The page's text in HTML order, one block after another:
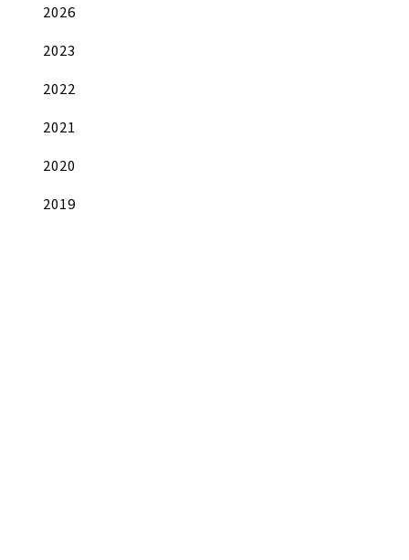
2026
2023
2022
2021
2020
2019